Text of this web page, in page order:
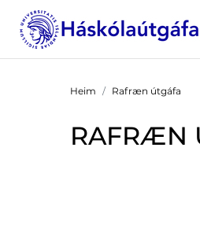
Heim Rafræn útgáfa
RAFRÆN